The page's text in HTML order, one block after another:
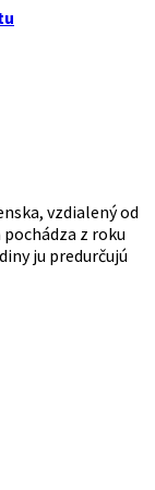
vzdialený od
z roku
ju predurčujú